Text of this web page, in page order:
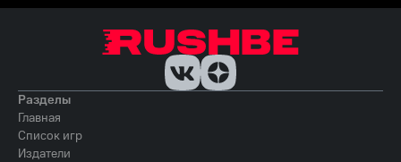
Разделы
Главная
Список игр
Издатели